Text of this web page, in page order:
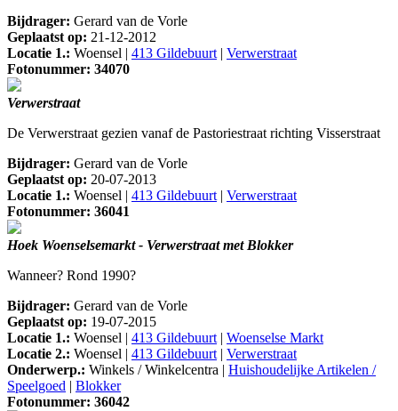
Bijdrager: Gerard van de Vorle
Geplaatst op: 21-12-2012
Locatie 1.: Woensel | 413 Gildebuurt| Verwerstraat
Fotonummer: 34070
Verwerstraat
De Verwerstraat gezien vanaf de Pastoriestraat richting Visserstraat
Bijdrager: Gerard van de Vorle
Geplaatst op: 20-07-2013
Locatie 1.: Woensel | 413 Gildebuurt| Verwerstraat
Fotonummer: 36041
Hoek Woenselsemarkt - Verwerstraat met Blokker
Wanneer? Rond 1990?
Bijdrager: Gerard van de Vorle
Geplaatst op: 19-07-2015
Locatie 1.: Woensel | 413 Gildebuurt| Woenselse Markt
Locatie 2.: Woensel | 413 Gildebuurt| Verwerstraat
Onderwerp.: Winkels / Winkelcentra | Huishoudelijke Artikelen /
Speelgoed | Blokker
Fotonummer: 36042